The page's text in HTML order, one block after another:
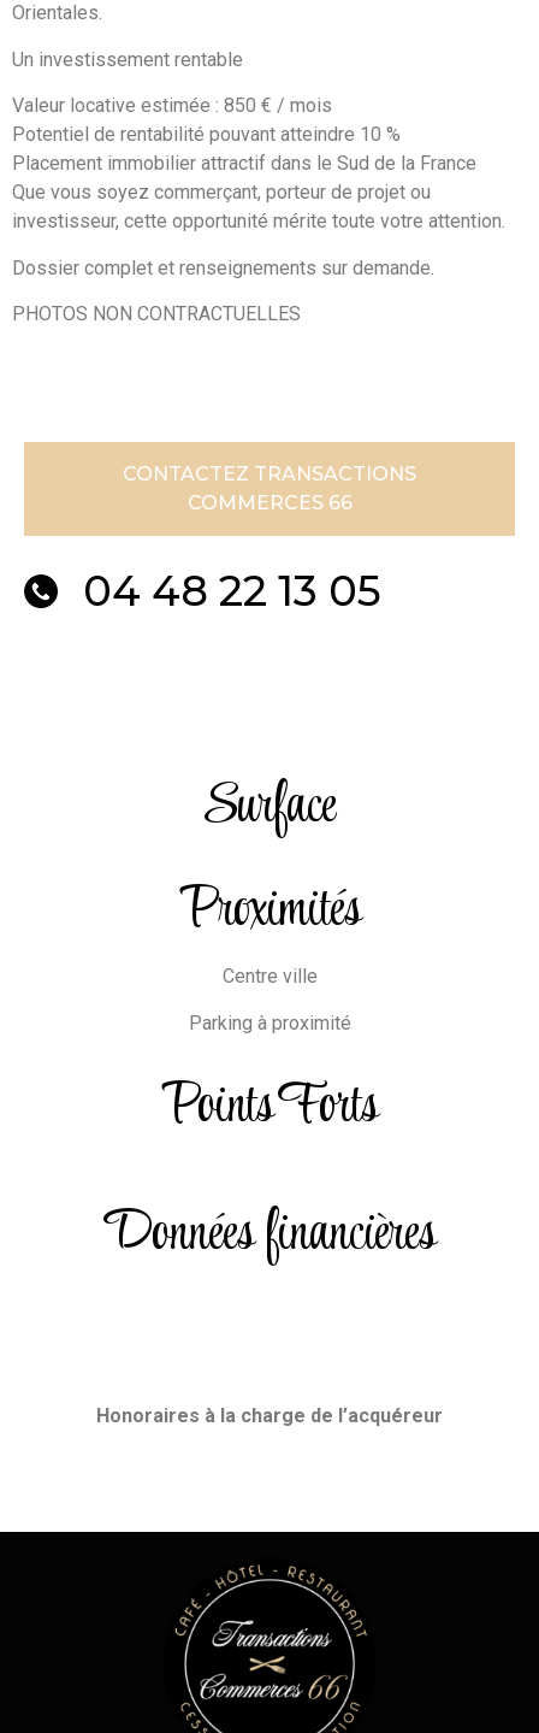
Orientales.
Un investissement rentable
Valeur locative estimée : 850 € / mois
Potentiel de rentabilité pouvant atteindre 10 %
Placement immobilier attractif dans le Sud de la France
Que vous soyez commerçant, porteur de projet ou
investisseur, cette opportunité mérite toute votre attention.
Dossier complet et renseignements sur demande.
PHOTOS NON CONTRACTUELLES
CONTACTEZ TRANSACTIONS
COMMERCES 66
04 48 22 13 05
Surface
Proximités
Centre ville
Parking à proximité
Points Forts
Données financières
Honoraires à la charge de l’acquéreur